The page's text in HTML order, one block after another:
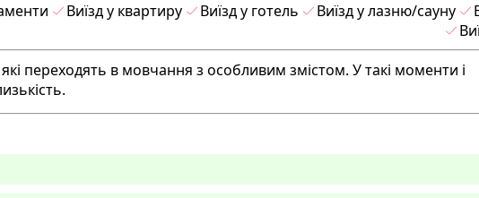
Виїзд у квартиру Виїзд у готель Виїзд у лазню/сауну
переходять в мовчання з особливим змістом. У такі моменти і